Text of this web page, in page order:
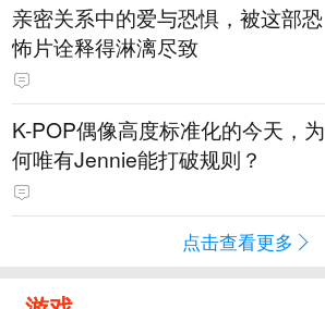
亲密关系中的爱与恐惧，被这部恐
怖片诠释得淋漓尽致
K-POP偶像高度标准化的今天，为
何唯有Jennie能打破规则？
点击查看更多